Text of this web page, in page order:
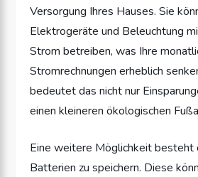
Versorgung Ihres Hauses. Sie
Elektrogeräte und Beleuchtung
Strom betreiben, was Ihre
Stromrechnungen erheblich
bedeutet das nicht nur
einen kleineren ökologischen
Eine weitere Möglichkeit besteht
Batterien zu speichern. Diese